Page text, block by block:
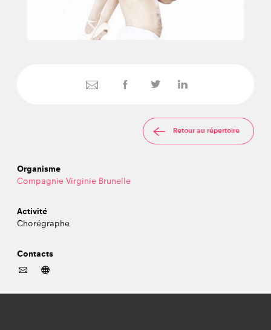
Retour au répertoire
Organisme
Compagnie Virginie Brunelle
Activité
Chorégraphe
Contacts